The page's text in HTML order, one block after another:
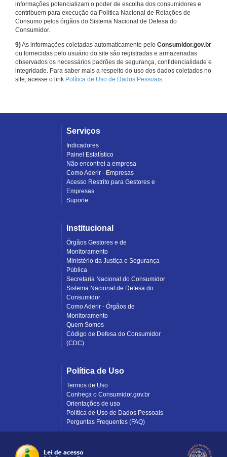
informações potencializam o poder de escolha dos consumidores e
contribuem para execução da Política Nacional de Relações de
Consumo pelos órgãos do Sistema Nacional de Defesa do
Consumidor.
9)As informações coletadas automaticamente pelo Consumidor.gov.br
ou fornecidas pelo usuário do site são registradas e armazenadas
observados os necessários padrões de segurança, confidencialidade e
integridade. Para saber mais a respeito do uso dos dados coletados no
site, acesse o link Política de Uso de Dados Pessoais.
Serviços
Indicadores
Painel Estatístico
Não encontrei a empresa
Como Aderir - Empresas
Acesso Restrito para Gestores e
Empresas
Suporte
Institucional
Órgãos Gestores e de
Monitoramento
Ministério da Justiça e Segurança
Pública
Secretaria Nacional do Consumidor
Sistema Nacional de Defesa do
Consumidor
Como Aderir - Órgãos de
Monitoramento
Quem Somos
Código de Defesa do Consumidor
(CDC)
Política de Uso
Termos de Uso
Conheça o Consumidor.gov.br
Orientações de uso
Política de Uso de Dados Pessoais
Perguntas Frequentes (FAQ)